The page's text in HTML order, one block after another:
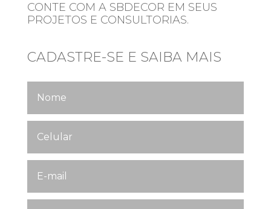
CONTE COM A SBDECOR EM SEUS
PROJETOS E CONSULTORIAS.
CADASTRE-SE E SAIBA MAIS